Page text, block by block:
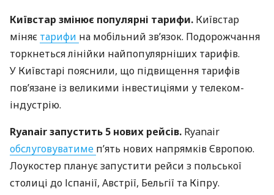
Київстар змінює популярні тарифи. Київстар
міняє тарифи на мобільний зв’язок. Подорожчання
торкнеться лінійки найпопулярніших тарифів.
У Київстарі пояснили, що підвищення тарифів
пов’язане із великими інвестиціями у телеком-
індустрію.
Ryanair запустить 5 нових рейсів. Ryanair
обслуговуватиме п’ять нових напрямків Європою.
Лоукостер планує запустити рейси з польської
столиці до Іспанії, Австрії, Бельгії та Кіпру.